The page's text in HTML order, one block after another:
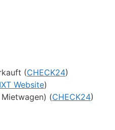
(CHECK24)
Website)
(CHECK24)